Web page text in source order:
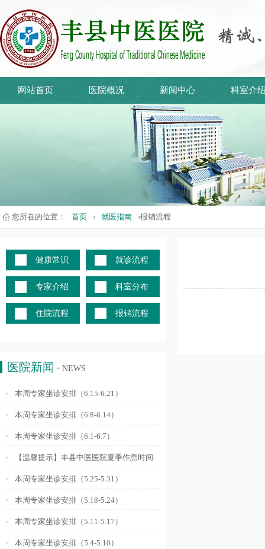
网站首页 医院概况 新闻中心 科室介
您所在的位置： 首页 › 就医指南 ›报销流程
健康常识 就诊流程
专家介绍 科室分布
住院流程 报销流程
医院新闻 · NEWS
本周专家坐诊安排（6.15-6.21）
本周专家坐诊安排（6.8-6.14）
本周专家坐诊安排（6.1-6.7）
【温馨提示】丰县中医医院夏季作息时间
本周专家坐诊安排（5.25-5.31）
本周专家坐诊安排（5.18-5.24）
本周专家坐诊安排（5.11-5.17）
本周专家坐诊安排（5.4-5.10）